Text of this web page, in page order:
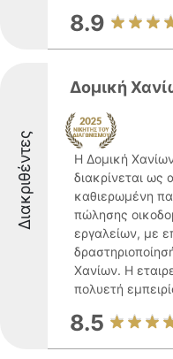
8.9
Διακριθέντες
Δομική
Η Δομική
διακρίνεται ως
καθιερωμένη
πώλησης
εργαλείων, με
Χανίων. Η
πολυετή
8.5